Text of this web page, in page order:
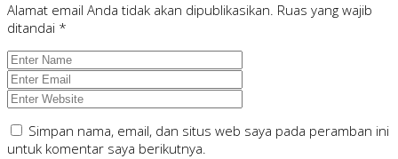
Alamat email Anda tidak akan dipublikasikan. Ruas yang wajib
ditandai *
Simpan nama, email, dan situs web saya pada peramban ini
untuk komentar saya berikutnya.